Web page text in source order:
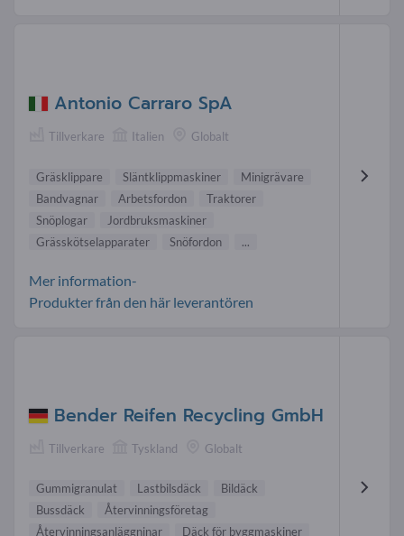
Antonio Carraro SpA
Tillverkare Italien Globalt
Gräsklippare Släntklippmaskiner
Minigrävare
Bandvagnar
Arbetsfordon
Traktorer
Snöplogar
Jordbruksmaskiner
Grässkötselapparater
Snöfordon ...
Mer information-
Produkter från den här leverantören
Bender Reifen Recycling GmbH
Tillverkare Tyskland Globalt
Gummigranulat Lastbilsdäck
Bildäck
Bussdäck
Återvinningsföretag
Återvinningsanläggninar
Däck för byggmaskiner